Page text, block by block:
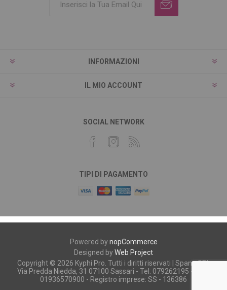
INFORMAZIONI
IL MIO ACCOUNT
SOCIAL NETWORK
TIPI DI PAGAMENTO
Powered bynopCommerce
Designed byWeb Project
Copyright © 2026 Kyphi Pro. Tutti i diritti riservati | Spano SRL
Via Predda Niedda, 31 07100 Sassari - Tel: 079262195 - P.iva:
01936570900 - Registro imprese: SS - 136386